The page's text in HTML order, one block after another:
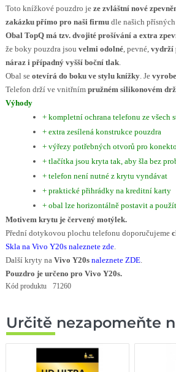
Toto knížkové pouzdro je ze zvláštní nové
zakázku přímo pro naši firmudle našich
Obal TopQ má tzv. dvojité prošívání a extra
že boky pouzdra jsou velmi odolné, pevné, vydrží
náraz i případný vyšší boční tlak.
Obal se otevírá do boku ve stylu knížky. Je
Telefon drží ve vnitřním pružném silikonovém
Výhody
+ kompletní ochrana telefonu ze všech
+ extra zesílená konstrukce pouzdra
+ výřezy potřebných otvorů pro
+ tlačítka jsou kryta tak, aby šla bez
+ telefon není nutné z krytu vyndávat
+ praktické přihrádky na kreditní karty
+ obal lze horizontálně postavit a
Motivem krytu je červený motýlek.
Přední dotykovou plochu telefonu doporučujeme
Skla na Vivo Y20s naleznete zde.
Další kryty na Vivo Y20s naleznete ZDE.
Pouzdro je určeno pro Vivo Y20s.
Kód produktu 71260
Určitě nezapomeňte